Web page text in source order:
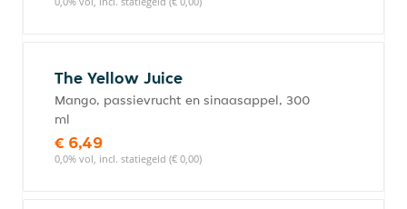
The Yellow Juice
Mango, passievrucht en sinaasappel, 300
ml
€ 6,49
0,0% vol, incl. statiegeld (€ 0,00)